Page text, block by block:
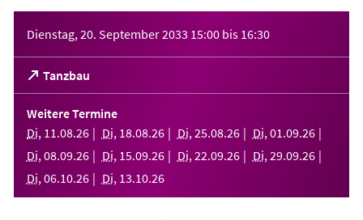
Dienstag, 20. September 2033 15:00 bis 16:30
Tanzbau
(Öffnet
in
einem
neuen
Tab)
Weitere Termine
Di, 11 .08.26 Di, 18.08.26 Di, 25.08.26 Di, 01 .09.26
Di, 08.09.26 Di, 15.09.26 Di, 22.09.26 Di, 29.09.26
Di, 06.10.26 Di, 13.10.26